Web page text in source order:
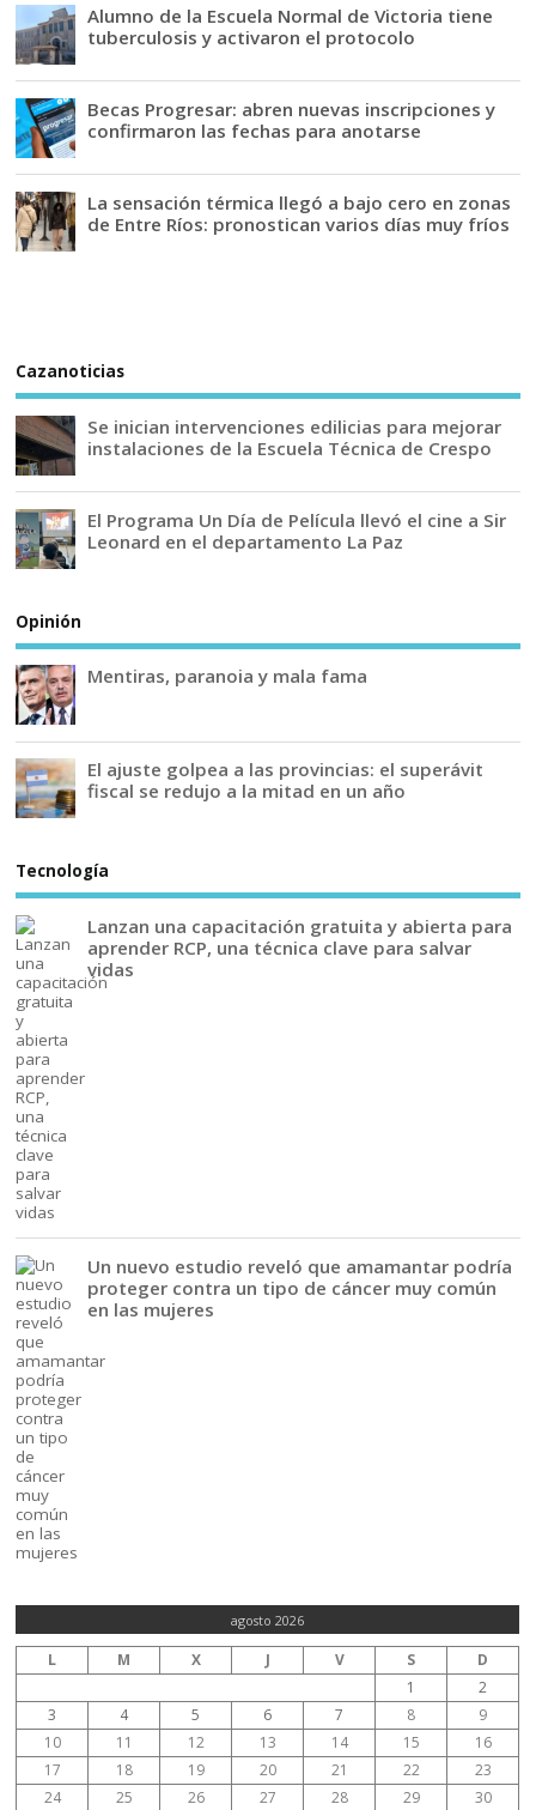
Alumno de la Escuela Normal de Victoria tiene
tuberculosis y activaron el protocolo
Becas Progresar: abren nuevas inscripciones y
confirmaron las fechas para anotarse
La sensación térmica llegó a bajo cero en zonas
de Entre Ríos: pronostican varios días muy fríos
Cazanoticias
Se inician intervenciones edilicias para mejorar
instalaciones de la Escuela Técnica de Crespo
El Programa Un Día de Película llevó el cine a Sir
Leonard en el departamento La Paz
Opinión
Mentiras, paranoia y mala fama
El ajuste golpea a las provincias: el superávit
fiscal se redujo a la mitad en un año
Tecnología
Lanzan una capacitación gratuita y abierta para
aprender RCP, una técnica clave para salvar
vidas
Un nuevo estudio reveló que amamantar podría
proteger contra un tipo de cáncer muy común
en las mujeres
agosto 2026
L M X J V S
D
1
2
3
4 5 6 7 8
9
10
11 12 13 14 15
16
17
18 19 20 21 22
23
24
25 26 27 28 29 30